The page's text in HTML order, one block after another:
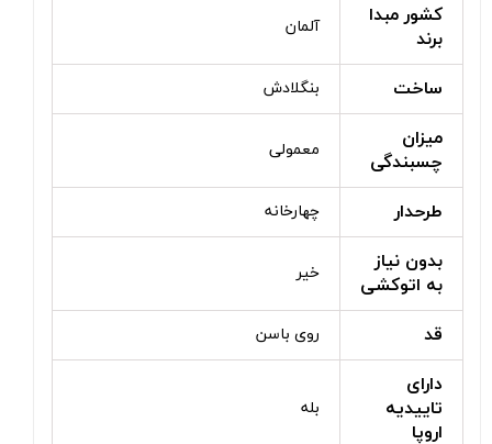
کشور مبدا
برند
آلمان
ساخت بنگلادش
میزان
چسبندگی
معمولی
طرحدار چهارخانه
بدون نیاز
به اتوکشی
خیر
قد روی باسن
دارای
تاییدیه
اروپا
بله